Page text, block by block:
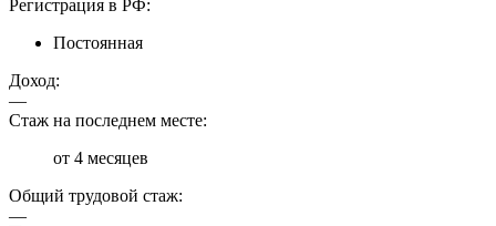
Регистрация в РФ:
Постоянная
Доход:
—
Стаж на последнем месте:
от 4 месяцев
Общий трудовой стаж:
—